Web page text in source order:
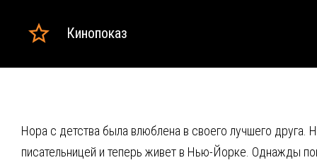
Кинопоказ
Нора c детства была влюблена в своего лучшего
писательницей и теперь живет в Нью-Йорке. Однажды